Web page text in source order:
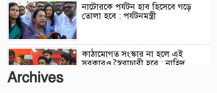
নাটোরকে পর্যটন হাব হিসেবে গড়ে
তোলা হবে : পর্যটনমন্ত্রী
কাঠামোগত সংস্কার না হলে এই
সরকারও স্বৈরাচারী হবে : নাহিদ
Archives